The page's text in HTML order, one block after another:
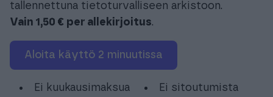
Kokeile maksutta
Kirjaudu
tallennettuna tietoturvalliseen arkistoon.
Vain 1,50 € per allekirjoitus.
Aloita käyttö 2 minuutissa
Ei kuukausimaksua
Ei sitoutumista